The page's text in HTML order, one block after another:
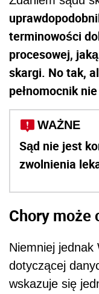
terminowości
procesowej,
skargi. No tak,
pełnomocnik
WAŻNE
Sąd nie jest
zwolnienia
Chory może
Niemniej jednak
dotyczącej
wskazuje się